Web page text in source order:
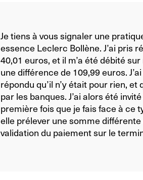
Je tiens à vous signaler une
essence Leclerc Bollène. J’ai pris
40,01 euros, et il m’a été débité
une différence de 109,99 euros.
répondu qu’il n’y était pour rien,
par les banques. J’ai alors été
première fois que je fais face à ce
elle prélever une somme
validation du paiement sur le